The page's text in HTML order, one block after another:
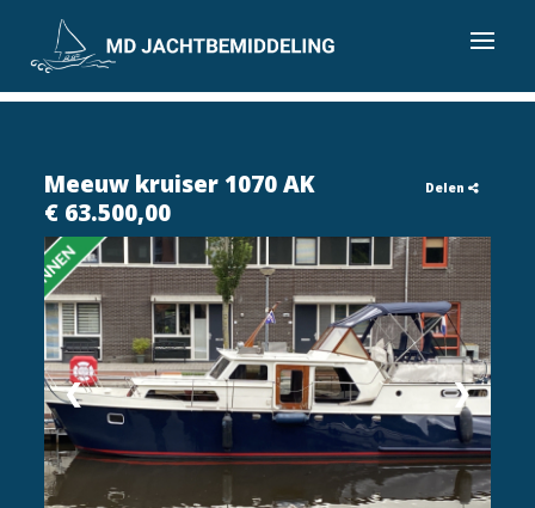
Meeuw kruiser 1070 AK Delen
€ 63.500,00
❮ ❯